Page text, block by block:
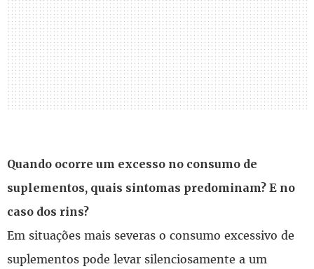
Quando ocorre um excesso no consumo de
suplementos, quais sintomas predominam? E no
caso dos rins?
Em situações mais severas o consumo excessivo de
suplementos pode levar silenciosamente a um